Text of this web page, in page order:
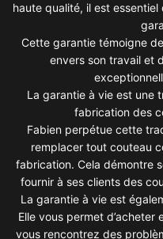
haute qualité, il est
Cette garantie témoigne
envers son travail et
La garantie à vie est une
fabrication des
Fabien perpétue cette
remplacer tout couteau
fabrication. Cela démontre
fournir à ses clients des
La garantie à vie est
Elle vous permet
vous rencontrez des